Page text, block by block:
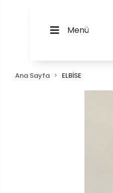
Menü
Ana Sayfa ELBİSE